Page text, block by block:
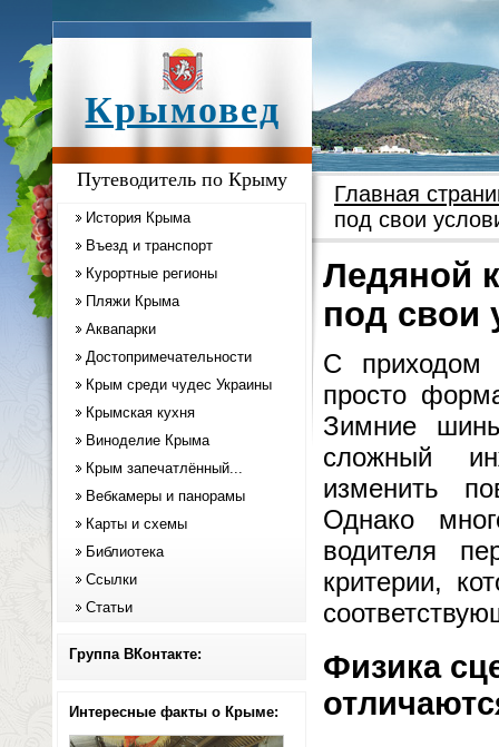
Крымовед
Путеводитель по Крыму
История Крыма
Въезд и транспорт
Курортные регионы
Пляжи Крыма
Аквапарки
Достопримечательности
Крым среди чудес Украины
Крымская кухня
Виноделие Крыма
Крым запечатлённый...
Вебкамеры и панорамы
Карты и схемы
Библиотека
Ссылки
Статьи
Группа ВКонтакте:
Интересные факты о Крыме:
Главная
под свои
Ледяной
под свои
С приходом
просто
Зимние
сложный
изменить
Однако
водителя
критерии,
Физика